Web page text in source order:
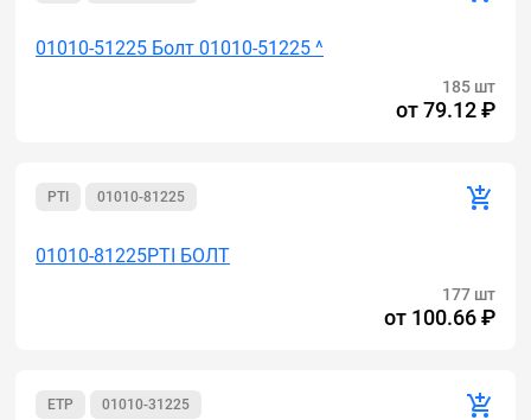
01010-51225 Болт 01010-51225 ^
185 шт
от79.12 ₽
PTI 01010-81225
01010-81225PTI БОЛТ
177 шт
от 100.66 ₽
ETP 01010-31225